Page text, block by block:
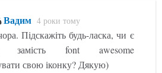
Вадим 4 роки тому
Підскажіть будь-ласка, чи є
замість font awesome
свою іконку? Дякую)